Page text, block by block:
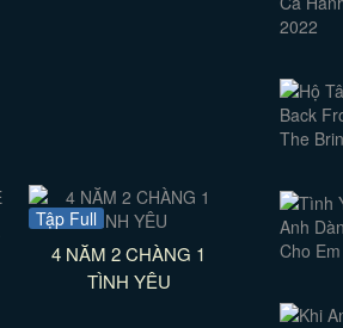
Tập Full
4 NĂM 2 CHÀNG 1
TÌNH YÊU